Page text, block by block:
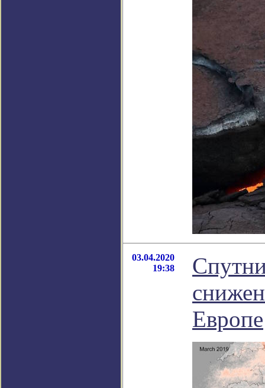
03.04.2020
19:38
Европе